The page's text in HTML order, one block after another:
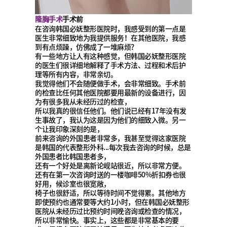
隆胸手术手术前
在咨询韩国必妩整形医院时，我感受到的第一点是
医生非常细致地为我提供服务！在其他医院，我感
到有点烦躁，仿佛成了一堆麻烦？
有一些地方让人有这种感觉，但韩国必妩整形医院
的医生们很详细地解释了手术方法、过程和术后护
理等所有内容，非常亲切。
我觉得他们不会随便做手术，会非常细致。手术前
的检查比任何其他医院都要用最新的设备进行，因
为有很多我从未经历过的检查，
所以我真的很信任他们。他们说已经有17年没有发
生事故了，我认为这是因为他们的细致入微。另一
个让我印象深刻的是，
前来咨询的外国患者非常多，我甚至觉得这家医院
是韩国的代表整形外科...每次我去咨询的时候，总是
外国患者比韩国患者多，
还有一个好处是离新论岘站很近，所以非常方便。
还有在第一次咨询时送的一楼咖啡50%折扣券也很
好用，候诊室也很宽敞，
椅子也很舒适，所以等待时间不觉得累。其他地方
即使预约也通常要等大约1小时，但在韩国必妩整形
医院从未经历过比预约时间晚咨询或检查的情况，
所以非常愉快。事实上，这些都是非常基本的要